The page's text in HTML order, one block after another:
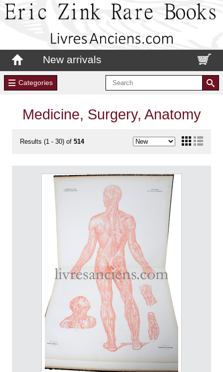
New arrivals
Categories
Medicine, Surgery, Anatomy
Results (1 - 30) of 514